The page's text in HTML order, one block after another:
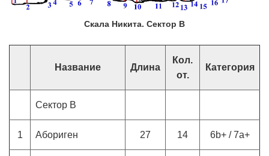
Скала Никита. Сектор B
Название Длина
Кол.
от.
Категория
Сектор В
1 Абориген 27 14 6b+ / 7a+